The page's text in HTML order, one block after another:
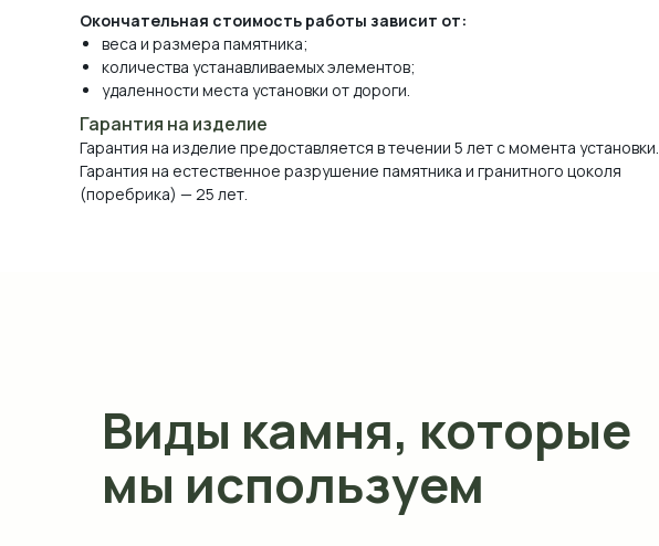
Окончательная стоимость работы зависит от:
веса и размера памятника;
количества устанавливаемых элементов;
удаленности места установки от дороги.
Гарантия на изделие
Гарантия на изделие предоставляется в течении 5 лет с момента установки.
Гарантия на естественное разрушение памятника и гранитного цоколя
(поребрика) — 25 лет.
Виды камня, которые
мы используем